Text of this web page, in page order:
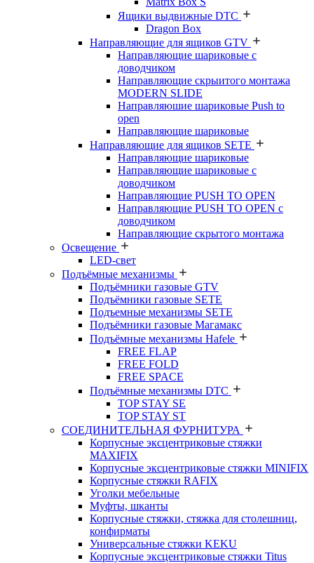
Ящики выдвижные DTC
Dragon Box
Направляющие для ящиков GTV
Направляющие шариковые с
доводчиком
Направляющие скрыитого монтажа
MODERN SLIDE
Направляюшие шариковые Push to
open
Направляющие шариковые
Направляющие для ящиков SETE
Направляющие шариковые
Направляющие шариковые с
доводчиком
Направляющие PUSH TO OPEN
Направляющие PUSH TO OPEN с
доводчиком
Направляющие скрытого монтажа
Освещение
LED-свет
Подъёмные механизмы
Подъёмники газовые GTV
Подъёмники газовые SETE
Подъемные механизмы SETE
Подъёмники газовые Магамакс
Подъёмные механизмы Hafele
FREE FLAP
FREE FOLD
FREE SPACE
Подъёмные механизмы DTC
TOP STAY SE
TOP STAY ST
СОЕДИНИТЕЛЬНАЯ ФУРНИТУРА
Корпусные эксцентриковые стяжки
MAXIFIX
Корпусные эксцентриковые стяжки MINIFIX
Корпусные стяжки RAFIX
Уголки мебельные
Муфты, шканты
Корпусные стяжки, стяжка для столешниц,
конфирматы
Универсальные стяжки KEKU
Корпусные эксцентриковые стяжки Titus